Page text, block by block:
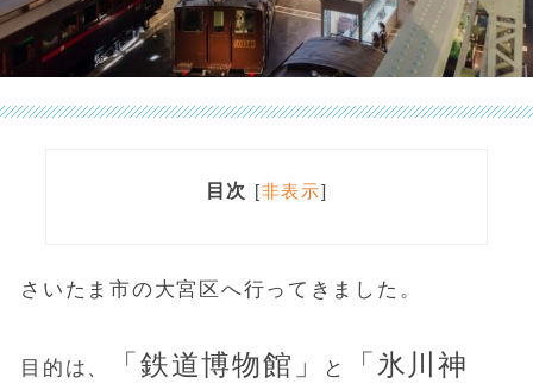
目次 [非表示]
さいたま市の大宮区へ行ってきました。
目的は、 「鉄道博物館」 と
「氷川神